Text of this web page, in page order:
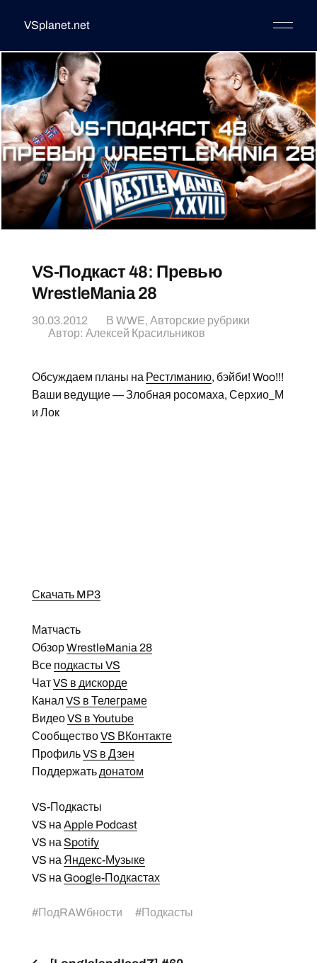
VSplanet.net
VS-Подкаст 48: Превью
WrestleMania 28
30.03.2012 В WWE, Авторские рубрики
Автор: Алексей Красильников
Обсуждаем планы на Рестлманию, бэйби! Woo!!!
Ваши ведущие — Злобная росомаха, Серхио_М
и Лок
Скачать MP3
Матчасть
ОбзорWrestleMania 28
Все подкасты VS
ЧатVS в дискорде
КаналVS в Телеграме
ВидеоVS в Youtube
СообществоVS ВКонтакте
ПрофильVS в Дзен
Поддержать донатом
VS-Подкасты
VS на Apple Podcast
VS на Spotify
VS на Яндекс-Музыке
VS на Google-Подкастах
#ПодRAWбности #Подкасты